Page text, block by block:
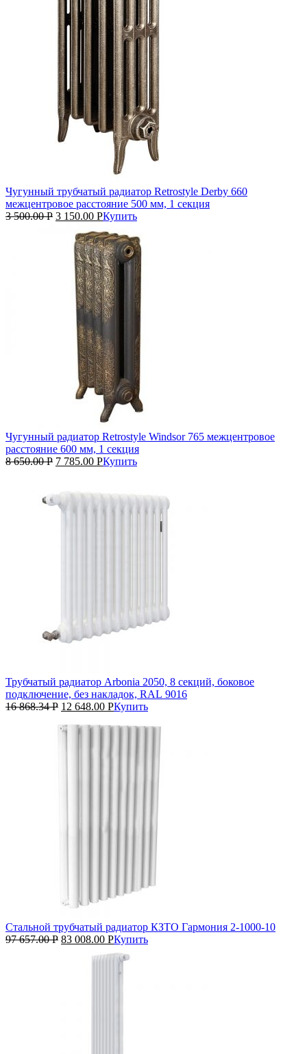
Чугунный трубчатый радиатор Retrostyle Derby 660
межцентровое расстояние 500 мм, 1 секция
3 500.00Р 3 150.00 РКупить
Чугунный радиатор Retrostyle Windsor 765 межцентровое
расстояние 600 мм, 1 секция
8 650.00Р 7 785.00 РКупить
Трубчатый радиатор Arbonia 2050, 8 секций, боковое
подключение, без накладок, RAL 9016
16 868.34Р 12 648.00 РКупить
Стальной трубчатый радиатор КЗТО Гармония 2‑1000‑10
97 657.00Р 83 008.00 РКупить